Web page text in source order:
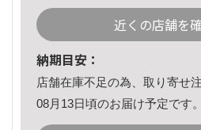
近くの店舗を
納期目安：
店舗在庫不足の為、取り寄せ
08月13日頃のお届け予定です。